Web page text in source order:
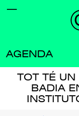
AGENDA
TOT TÉ UN
BADIA